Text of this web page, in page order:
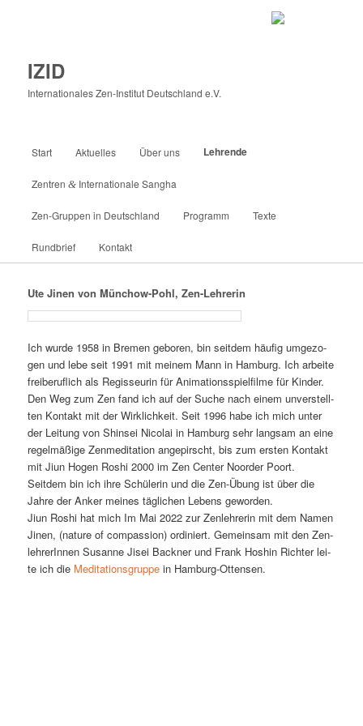
IZID
Internationales Zen-Institut Deutschland e.V.
Zum
primären
Inhalt
Start Aktuelles Über uns Lehrende
Zentren &Internationale Sangha
Zen-Gruppen in Deutschland Programm Texte
Rundbrief Kontakt
Ute Jinen von Münchow-Pohl, Zen-Lehrerin
Ich wur­de 1958 in Bre­men ge­bo­ren, bin seit­dem häu­fig um­ge­zo­
gen und le­be seit 1991 mit mei­nem Mann in Ham­burg. Ich ar­bei­te
frei­be­ruf­lich als Re­gis­seu­rin für Ani­ma­ti­ons­spiel­fil­me für Kinder.
Den Weg zum Zen fand ich auf der Su­che nach ei­nem un­ver­stell­
ten Kon­takt mit der Wirk­lich­keit. Seit 1996 ha­be ich mich un­ter
der Lei­tung von Shins­ei Ni­co­lai in Ham­burg sehr lang­sam an ei­ne
re­gel­mä­ßi­ge Zen­me­di­ta­ti­on an­ge­pirscht, bis zum ers­ten Kon­takt
mit Ji­un Ho­gen Ro­shi 2000 im Zen Cen­ter Noor­der Poort.
Seit­dem bin ich ih­re Schü­le­rin und die Zen-Übung ist über die
Jah­re der An­ker mei­nes täg­li­chen Le­bens geworden.
Ji­un Ro­shi hat mich Im Mai 2022 zur Zen­leh­re­rin mit dem Na­men
Ji­nen, (na­tu­re of com­pas­si­on) or­di­niert. Ge­mein­sam mit den Zen­
leh­re­rIn­nen Su­san­ne Jis­ei Back­ner und Frank Ho­shin Rich­ter lei­
te ich die Me­di­ta­ti­ons­grup­pe in Hamburg-Ottensen.